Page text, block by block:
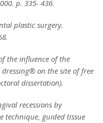
p. 335- 436.
plastic surgery.
the influence of the
on the site of free
dissertation).
recessions by
technique, guided tissue